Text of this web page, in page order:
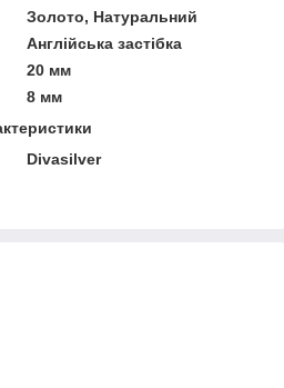
Золото, Натуральний
Англійська застібка
20 мм
8 мм
Divasilver